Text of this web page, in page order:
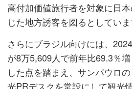
高付加価値旅行者を対象に日
じた地方誘客を図るとしていま
さらにブラジル向けには、
が8万5,609人で前年比69.3％
した点を踏まえ、サンパウロ
光PRデスクを常設にして観光